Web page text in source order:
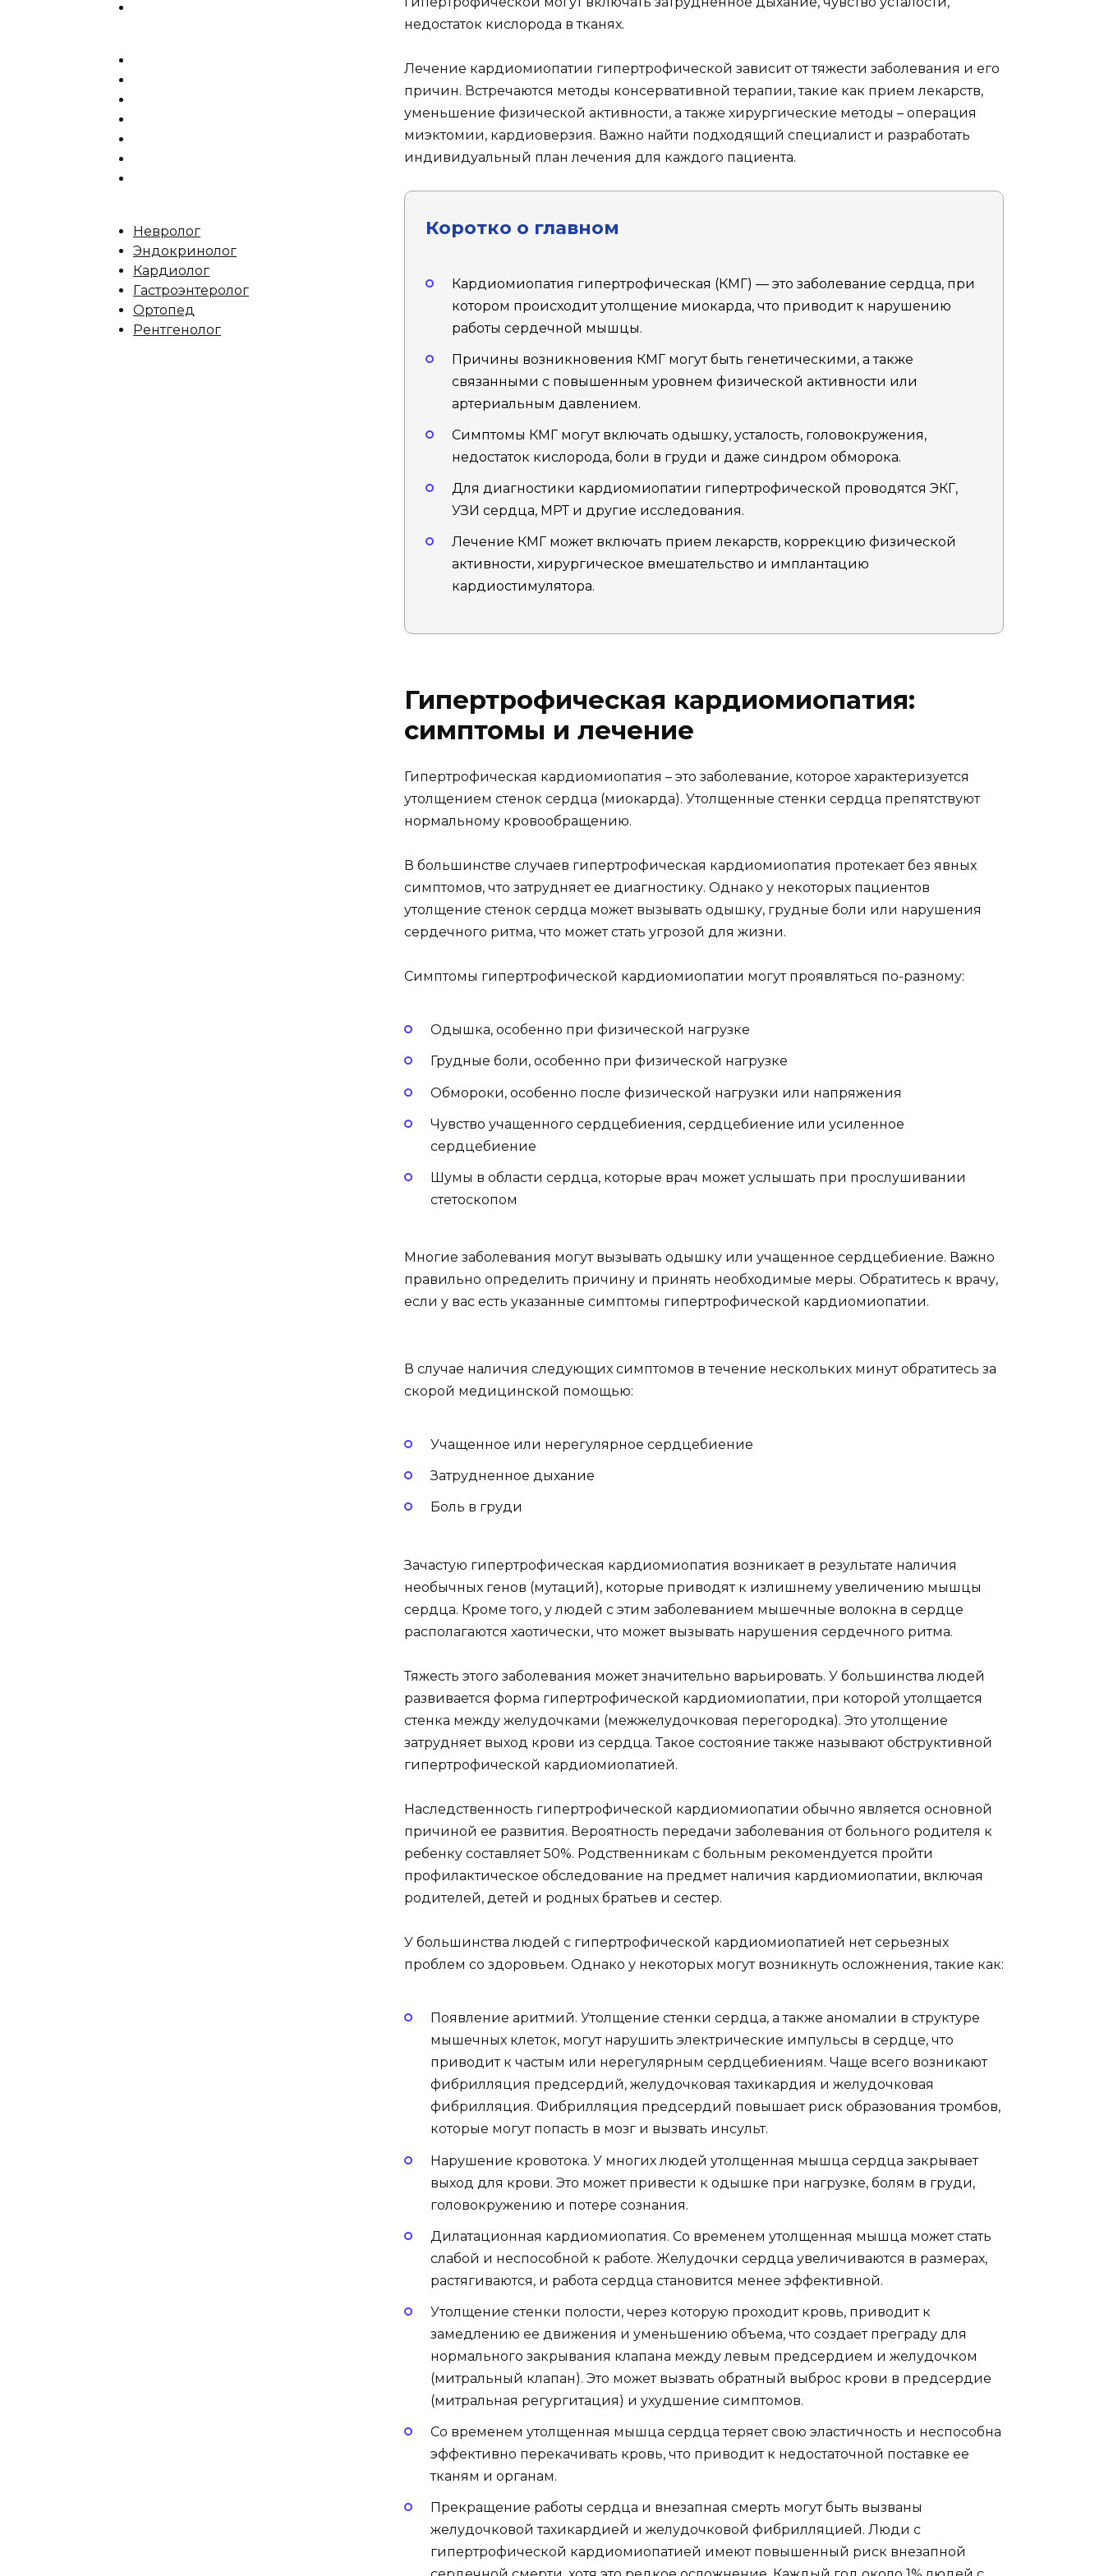
недостаток кислорода в тканях.
Лечение кардиомиопатии гипертрофической зависит от тяжести заболевания и его
причин. Встречаются методы консервативной терапии, такие как прием лекарств,
уменьшение физической активности, а также хирургические методы – операция
миэктомии, кардиоверзия. Важно найти подходящий специалист и разработать
индивидуальный план лечения для каждого пациента.
Коротко о главном
Кардиомиопатия гипертрофическая (КМГ) — это заболевание сердца, при
котором происходит утолщение миокарда, что приводит к нарушению
работы сердечной мышцы.
Причины возникновения КМГ могут быть генетическими, а также
связанными с повышенным уровнем физической активности или
артериальным давлением.
Симптомы КМГ могут включать одышку, усталость, головокружения,
недостаток кислорода, боли в груди и даже синдром обморока.
Для диагностики кардиомиопатии гипертрофической проводятся ЭКГ,
УЗИ сердца, МРТ и другие исследования.
Лечение КМГ может включать прием лекарств, коррекцию физической
активности, хирургическое вмешательство и имплантацию
кардиостимулятора.
Гипертрофическая кардиомиопатия:
симптомы и лечение
Гипертрофическая кардиомиопатия – это заболевание, которое характеризуется
утолщением стенок сердца (миокарда). Утолщенные стенки сердца препятствуют
нормальному кровообращению.
В большинстве случаев гипертрофическая кардиомиопатия протекает без явных
симптомов, что затрудняет ее диагностику. Однако у некоторых пациентов
утолщение стенок сердца может вызывать одышку, грудные боли или нарушения
сердечного ритма, что может стать угрозой для жизни.
Симптомы гипертрофической кардиомиопатии могут проявляться по-разному:
Одышка, особенно при физической нагрузке
Грудные боли, особенно при физической нагрузке
Обмороки, особенно после физической нагрузки или напряжения
Чувство учащенного сердцебиения, сердцебиение или усиленное
сердцебиение
Шумы в области сердца, которые врач может услышать при прослушивании
стетоскопом
Многие заболевания могут вызывать одышку или учащенное сердцебиение. Важно
правильно определить причину и принять необходимые меры. Обратитесь к врачу,
если у вас есть указанные симптомы гипертрофической кардиомиопатии.
В случае наличия следующих симптомов в течение нескольких минут обратитесь за
скорой медицинской помощью:
Учащенное или нерегулярное сердцебиение
Затрудненное дыхание
Боль в груди
Зачастую гипертрофическая кардиомиопатия возникает в результате наличия
необычных генов (мутаций), которые приводят к излишнему увеличению мышцы
сердца. Кроме того, у людей с этим заболеванием мышечные волокна в сердце
располагаются хаотически, что может вызывать нарушения сердечного ритма.
Тяжесть этого заболевания может значительно варьировать. У большинства людей
развивается форма гипертрофической кардиомиопатии, при которой утолщается
стенка между желудочками (межжелудочковая перегородка). Это утолщение
затрудняет выход крови из сердца. Такое состояние также называют обструктивной
гипертрофической кардиомиопатией.
Наследственность гипертрофической кардиомиопатии обычно является основной
причиной ее развития. Вероятность передачи заболевания от больного родителя к
ребенку составляет 50%. Родственникам с больным рекомендуется пройти
профилактическое обследование на предмет наличия кардиомиопатии, включая
родителей, детей и родных братьев и сестер.
У большинства людей с гипертрофической кардиомиопатией нет серьезных
проблем со здоровьем. Однако у некоторых могут возникнуть осложнения, такие как:
Появление аритмий. Утолщение стенки сердца, а также аномалии в структуре
мышечных клеток, могут нарушить электрические импульсы в сердце, что
приводит к частым или нерегулярным сердцебиениям. Чаще всего возникают
фибрилляция предсердий, желудочковая тахикардия и желудочковая
фибрилляция. Фибрилляция предсердий повышает риск образования тромбов,
которые могут попасть в мозг и вызвать инсульт.
Нарушение кровотока. У многих людей утолщенная мышца сердца закрывает
выход для крови. Это может привести к одышке при нагрузке, болям в груди,
головокружению и потере сознания.
Дилатационная кардиомиопатия. Со временем утолщенная мышца может стать
слабой и неспособной к работе. Желудочки сердца увеличиваются в размерах,
растягиваются, и работа сердца становится менее эффективной.
Утолщение стенки полости, через которую проходит кровь, приводит к
замедлению ее движения и уменьшению объема, что создает преграду для
нормального закрывания клапана между левым предсердием и желудочком
(митральный клапан). Это может вызвать обратный выброс крови в предсердие
(митральная регургитация) и ухудшение симптомов.
Со временем утолщенная мышца сердца теряет свою эластичность и неспособна
эффективно перекачивать кровь, что приводит к недостаточной поставке ее
тканям и органам.
Прекращение работы сердца и внезапная смерть могут быть вызваны
желудочковой тахикардией и желудочковой фибрилляцией. Люди с
гипертрофической кардиомиопатией имеют повышенный риск внезапной
Невролог
Эндокринолог
Кардиолог
Гастроэнтеролог
Ортопед
Рентгенолог